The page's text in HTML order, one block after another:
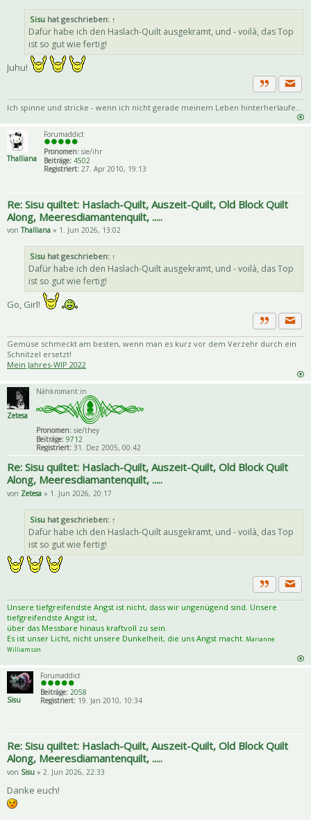
Sisu hat geschrieben: ↑
Dafür habe ich den Haslach-Quilt ausgekramt, und - voilà, das Top
ist so gut wie fertig!
Juhu!
Zitat
Ich spinne und stricke - wenn ich nicht gerade meinem Leben hinterherlaufe...
Thalliana
Forumaddict
Pronomen: sie/ihr
Beiträge: 4502
Registriert: 27. Apr 2010, 19:13
Re: Sisu quiltet: Haslach-Quilt, Auszeit-Quilt, Old Block Quilt
Along, Meeresdiamantenquilt, .....
vonThalliana » 1. Jun 2026, 13:02
Sisu hat geschrieben: ↑
Dafür habe ich den Haslach-Quilt ausgekramt, und - voilà, das Top
ist so gut wie fertig!
Go, Girl!
Zitat
Gemüse schmeckt am besten, wenn man es kurz vor dem Verzehr durch ein
Schnitzel ersetzt!
Mein Jahres-WIP 2022
Zetesa
Nähkromant:in
Pronomen: sie/they
Beiträge: 9712
Registriert: 31. Dez 2005, 00:42
Re: Sisu quiltet: Haslach-Quilt, Auszeit-Quilt, Old Block Quilt
Along, Meeresdiamantenquilt, .....
von Zetesa » 1. Jun 2026, 20:17
Sisu hat geschrieben: ↑
Dafür habe ich den Haslach-Quilt ausgekramt, und - voilà, das Top
ist so gut wie fertig!
Zitat
Unsere tiefgreifendste Angst ist nicht, dass wir ungenügend sind. Unsere
tiefgreifendste Angst ist,
über das Messbare hinaus kraftvoll zu sein.
Es ist unser Licht, nicht unsere Dunkelheit, die uns Angst macht. Marianne
Williamson
Sisu
Forumaddict
Beiträge: 2058
Registriert:19. Jan 2010, 10:34
Re: Sisu quiltet: Haslach-Quilt, Auszeit-Quilt, Old Block Quilt
Along, Meeresdiamantenquilt, .....
von Sisu » 2. Jun 2026, 22:33
Danke euch!